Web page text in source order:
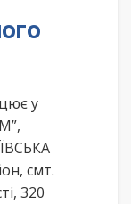
у
смт.
320